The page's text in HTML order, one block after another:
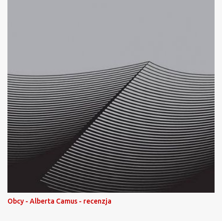
Obcy - Alberta Camus - recenzja